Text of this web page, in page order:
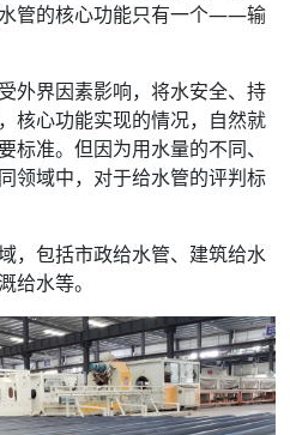
管的核心功能只有一个——输
外界因素影响，将水安全、持
核心功能实现的情况，自然就
标准。但因为用水量的不同、
领域中，对于给水管的评判标
，包括市政给水管、建筑给水
给水等。